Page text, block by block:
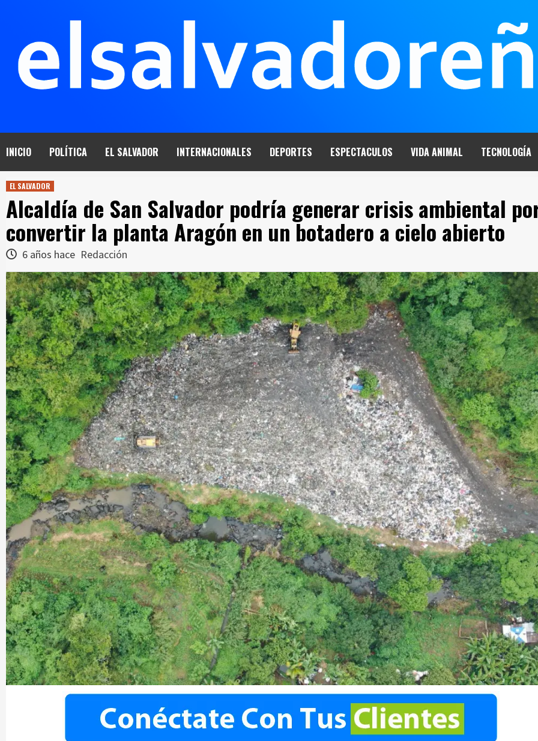
INICIO POLÍTICA EL SALVADOR INTERNACIONALES DEPORTES ESPECTACULOS VIDA ANIMAL TECNOLOGÍA
EL SALVADOR
Alcaldía de San Salvador podría generar crisis ambiental
convertir la planta Aragón en un botadero a cielo abierto
6 años hace Redacción